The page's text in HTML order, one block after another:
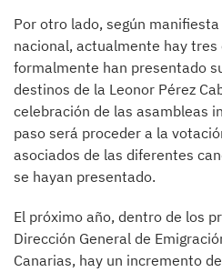
Por otro lado, según
nacional, actualmente hay
formalmente han presentado
destinos de la Leonor Pérez
celebración de las asambleas
paso será proceder a la
asociados de las diferentes
se hayan presentado.
El próximo año, dentro de los
Dirección General de
Canarias, hay un incremento